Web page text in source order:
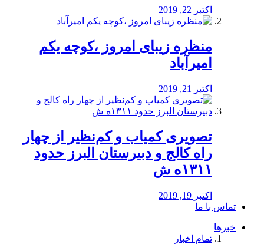
اکتبر 22, 2019
منظره‌‌ زیبای امروز ،کوچه یکم
امیرآباد
اکتبر 21, 2019
️تصویری کمیاب و کم‌نظیر از چهار
راه كالج و دبيرستان البرز حدود
۱۳۱۱ه ش
اکتبر 19, 2019
تماس با ما
خبرها
تمام اخبار